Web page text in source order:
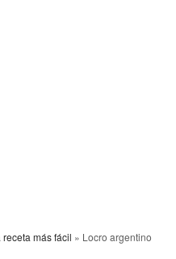
más fácil » Locro argentino